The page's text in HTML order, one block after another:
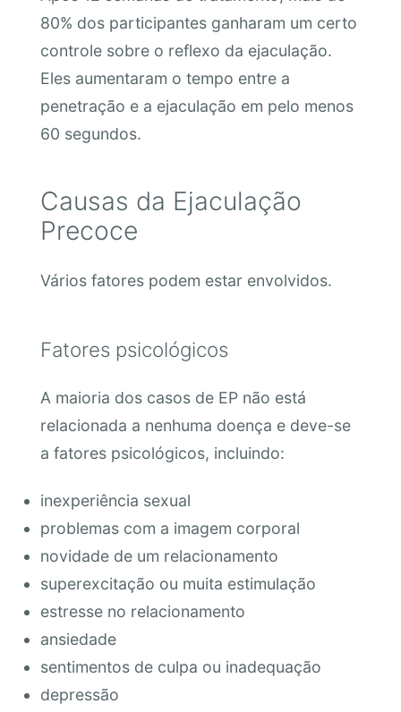
80% dos participantes ganharam um certo
controle sobre o reflexo da ejaculação.
Eles aumentaram o tempo entre a
penetração e a ejaculação em pelo menos
60 segundos.
Causas da Ejaculação
Precoce
Vários fatores podem estar envolvidos.
Fatores psicológicos
A maioria dos casos de EP não está
relacionada a nenhuma doença e deve-se
a fatores psicológicos, incluindo:
inexperiência sexual
problemas com a imagem corporal
novidade de um relacionamento
superexcitação ou muita estimulação
estresse no relacionamento
ansiedade
sentimentos de culpa ou inadequação
depressão